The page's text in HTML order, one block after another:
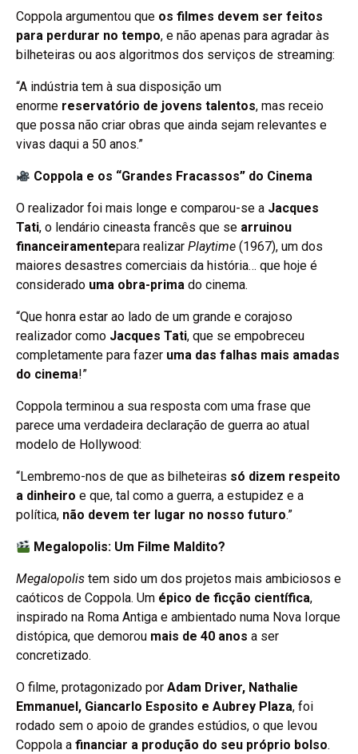
Coppola argumentou que os filmes devem ser feitos
para perdurar no tempo, e não apenas para agradar às
bilheteiras ou aos algoritmos dos serviços de streaming:
“A indústria tem à sua disposição um
enorme reservatório de jovens talentos, mas receio
que possa não criar obras que ainda sejam relevantes e
vivas daqui a 50 anos.”
Coppola e os “Grandes Fracassos” do Cinema
O realizador foi mais longe e comparou-se a Jacques
Tati, o lendário cineasta francês que se arruinou
financeiramentepara realizar Playtime (1967), um dos
maiores desastres comerciais da história… que hoje é
considerado uma obra-prima do cinema.
“Que honra estar ao lado de um grande e corajoso
realizador como Jacques Tati, que se empobreceu
completamente para fazer uma das falhas mais amadas
do cinema!”
Coppola terminou a sua resposta com uma frase que
parece uma verdadeira declaração de guerra ao atual
modelo de Hollywood:
“Lembremo-nos de que as bilheteiras só dizem respeito
a dinheiro e que, tal como a guerra, a estupidez e a
política, não devem ter lugar no nosso futuro.”
Megalopolis: Um Filme Maldito?
Megalopolis tem sido um dos projetos mais ambiciosos e
caóticos de Coppola. Um épico de ficção científica,
inspirado na Roma Antiga e ambientado numa Nova Iorque
distópica, que demorou mais de 40 anos a ser
concretizado.
O filme, protagonizado por Adam Driver, Nathalie
Emmanuel, Giancarlo Esposito e Aubrey Plaza, foi
rodado sem o apoio de grandes estúdios, o que levou
Coppola a financiar a produção do seu próprio bolso.